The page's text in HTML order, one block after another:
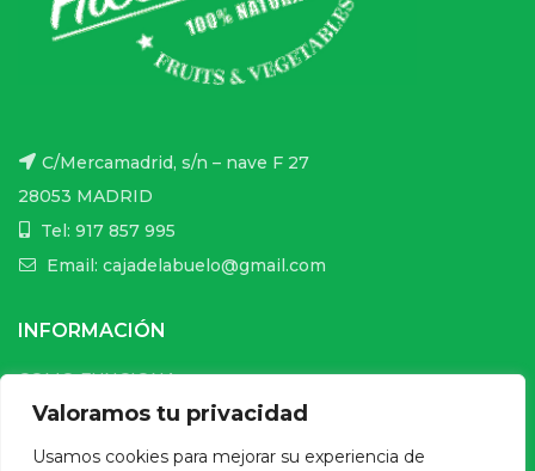
Valoramos tu privacidad
Usamos cookies para mejorar su experiencia de
C/Mercamadrid, s/n – nave F 27
28053 MADRID
Tel: 917 857 995
Email: cajadelabuelo@gmail.com
INFORMACIÓN
COMO FUNCIONA
CONDICIONES DE USO DE LA WEB
ENVÍOS Y PAGO SEGURO